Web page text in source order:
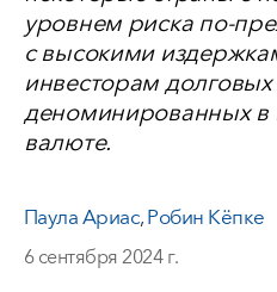
уровнем риска по-
с высокими
инвесторам долговых
деноминированных в
валюте.
Паула Ариас,Робин Кёпке
6 сентября 2024 г.